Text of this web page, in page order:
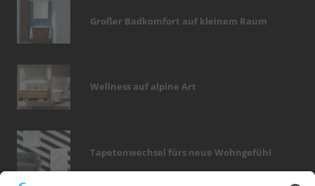
Großer Badkomfort auf kleinem Raum
Wellness auf alpine Art
Tapetenwechsel fürs neue Wohngefühl